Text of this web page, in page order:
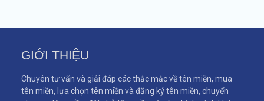
GIỚI THIỆU
Chuyên tư vấn và giải đáp các thắc mắc về tên miền, mua
tên miền, lựa chọn tên miền và đăng ký tên miền, chuyển